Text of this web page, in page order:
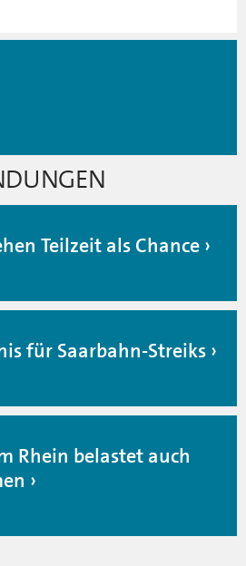
Teilzeit als Chance
für Saarbahn-Streiks
Rhein belastet auch